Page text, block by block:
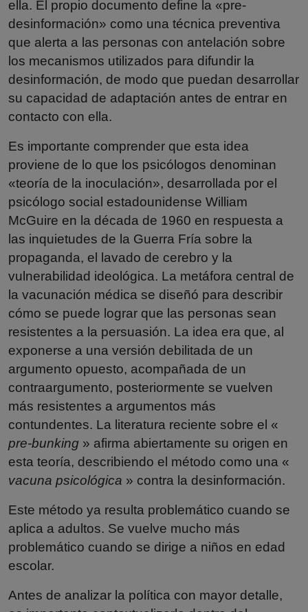
ella. El propio documento define la «pre-
desinformación» como una técnica preventiva
que alerta a las personas con antelación sobre
los mecanismos utilizados para difundir la
desinformación, de modo que puedan desarrollar
su capacidad de adaptación antes de entrar en
contacto con ella.
Es importante comprender que esta idea
proviene de lo que los psicólogos denominan
«teoría de la inoculación», desarrollada por el
psicólogo social estadounidense William
McGuire en la década de 1960 en respuesta a
las inquietudes de la Guerra Fría sobre la
propaganda, el lavado de cerebro y la
vulnerabilidad ideológica. La metáfora central de
la vacunación médica se diseñó para describir
cómo se puede lograr que las personas sean
resistentes a la persuasión. La idea era que, al
exponerse a una versión debilitada de un
argumento opuesto, acompañada de un
contraargumento, posteriormente se vuelven
más resistentes a argumentos más
contundentes. La literatura reciente sobre el «
pre-bunking » afirma abiertamente su origen en
esta teoría, describiendo el método como una «
vacuna psicológica » contra la desinformación.
Este método ya resulta problemático cuando se
aplica a adultos. Se vuelve mucho más
problemático cuando se dirige a niños en edad
escolar.
Antes de analizar la política con mayor detalle,